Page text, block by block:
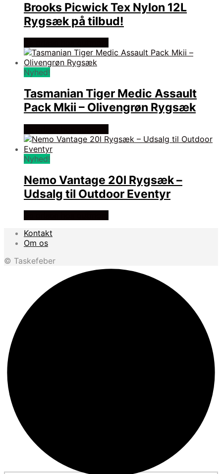
Brooks Picwick Tex Nylon 12L
Rygsæk på tilbud!
Nyhed!
Tasmanian Tiger Medic Assault
Pack Mkii – Olivengrøn Rygsæk
Nyhed!
Nemo Vantage 20l Rygsæk –
Udsalg til Outdoor Eventyr
Kontakt
Om os
© Taskefeber